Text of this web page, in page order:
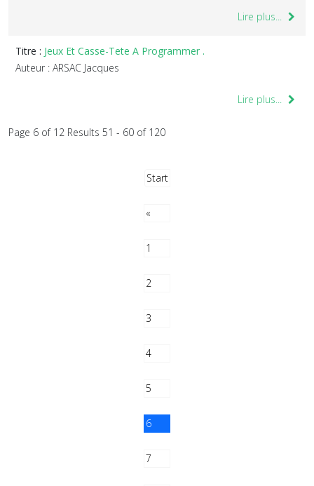
Lire plus...
Titre : Jeux Et Casse-Tete A Programmer .
Auteur : ARSAC Jacques
Lire plus...
Page 6 of 12 Results 51 - 60 of 120
Start
«
1
2
3
4
5
6
7